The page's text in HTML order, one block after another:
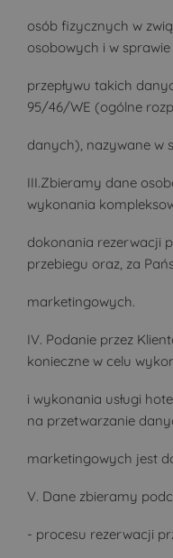
osób fizycznych w
osobowych i w
przepływu takich
95/46/WE (ogólne
danych), nazywane w
III.Zbieramy dane
wykonania
dokonania rezerwacji
przebiegu oraz, za
marketingowych.
IV. Podanie przez
konieczne w celu
i wykonania usługi
na przetwarzanie
marketingowych jest
V. Dane zbieramy
- procesu rezerwacji